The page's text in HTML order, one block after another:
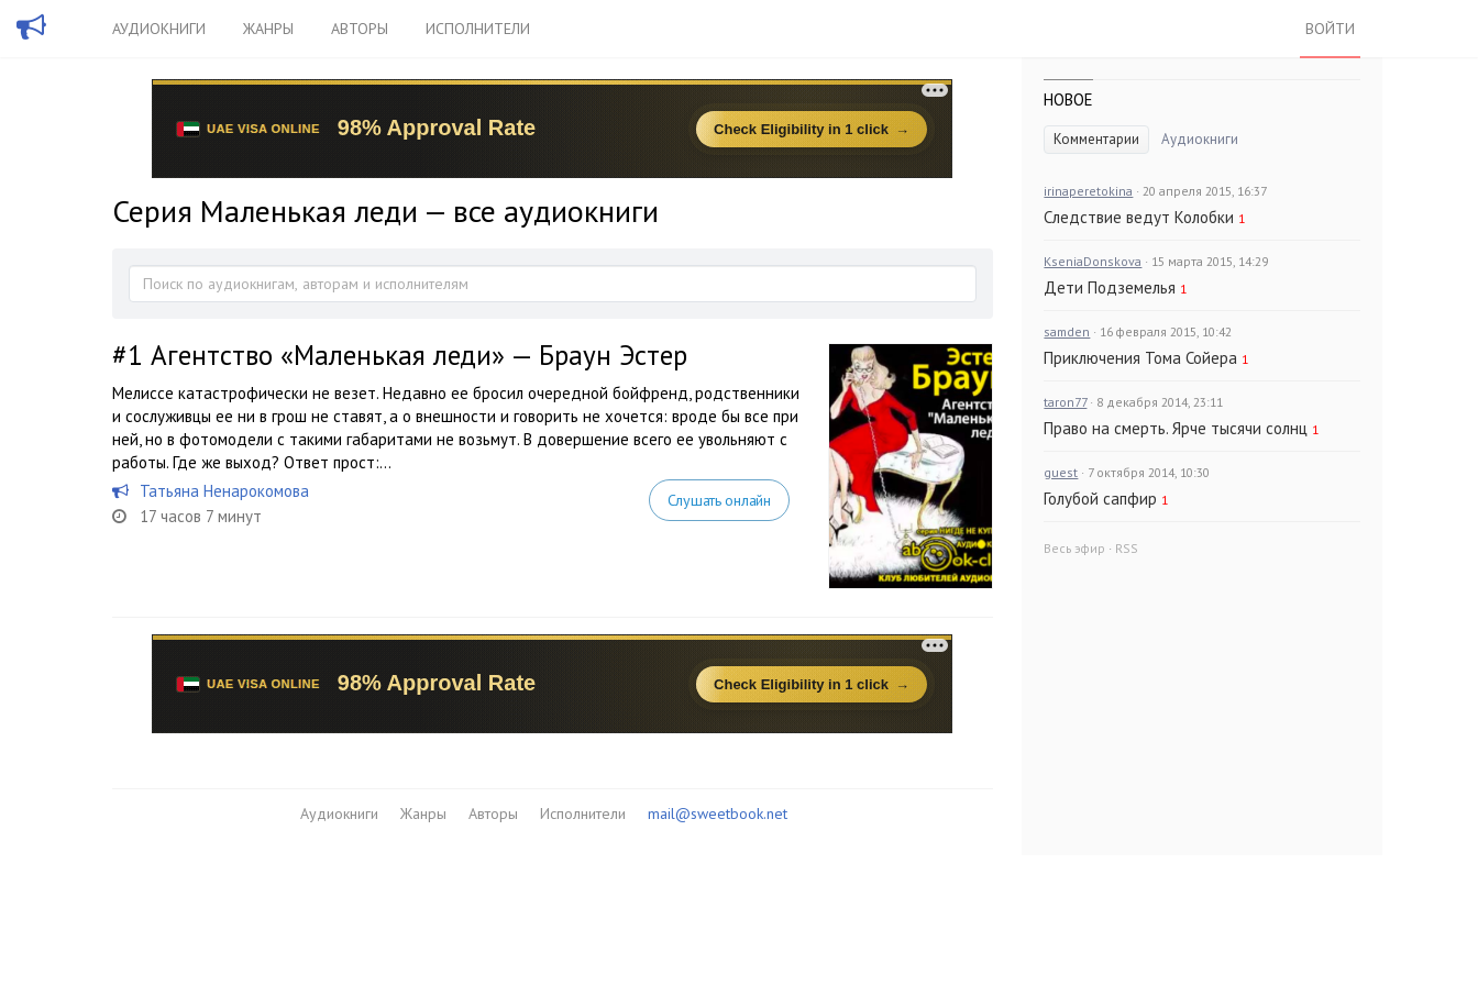
АУДИОКНИГИ ЖАНРЫ АВТОРЫ ИСПОЛНИТЕЛИ ВОЙТИ
Серия Маленькая леди — все аудиокниги
#1 Агентство «Маленькая леди» — Браун Эстер
Мелиссе катастрофически не везет. Недавно ее бросил очередной бойфренд, родственники
и сослуживцы ее ни в грош не ставят, а о внешности и говорить не хочется: вроде бы все при
ней, но в фотомодели с такими габаритами не возьмут. В довершение всего ее увольняют с
работы. Где же выход? Ответ прост:...
Татьяна Ненарокомова
17 часов 7 минут
Слушать онлайн
Аудиокниги Жанры Авторы Исполнители mail@sweetbook.net
НОВОЕ
Комментарии Аудиокниги
irinaperetokina · 20 апреля 2015, 16:37
Следствие ведут Колобки 1
KseniaDonskova · 15 марта 2015, 14:29
Дети Подземелья 1
samden · 16 февраля 2015, 10:42
Приключения Тома Сойера 1
taron77 · 8 декабря 2014, 23:11
Право на смерть. Ярче тысячи солнц 1
guest · 7 октября 2014, 10:30
Голубой сапфир 1
Весь эфир · RSS